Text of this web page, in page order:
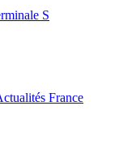
S
France